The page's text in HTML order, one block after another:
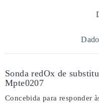
Sonda redOx de
Mpte0207
Concebida para responder